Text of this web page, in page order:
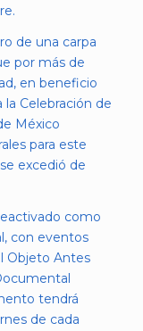
de una carpa
por más de
en beneficio
la Celebración de
México
para este
excedió de
como
con eventos
Objeto Antes
tendrá
de cada